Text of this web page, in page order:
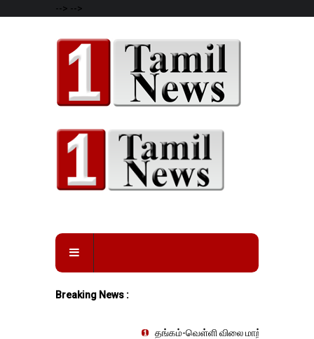
--> -->
Breaking News :
தங்கம்-வெள்ளி விலை மாற்றமின்றிதொடர்கிறது..